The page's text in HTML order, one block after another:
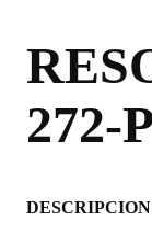
LEGISLACIÓN
Constitución
272-